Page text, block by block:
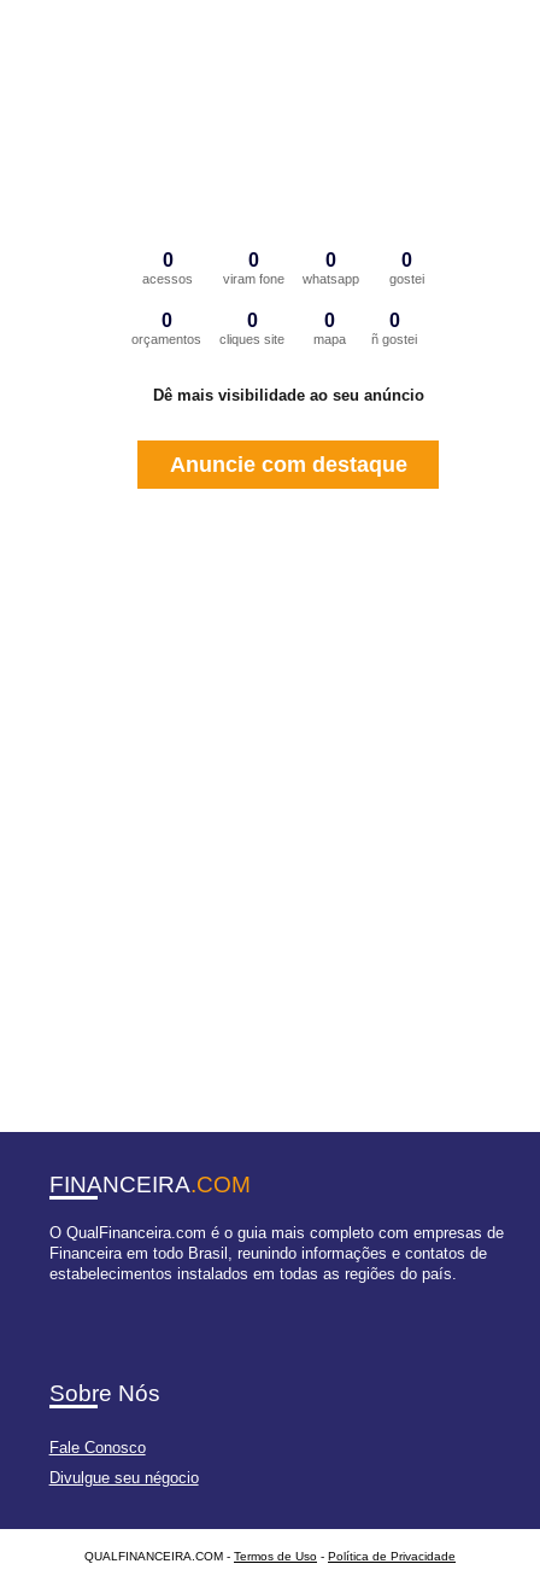
0
acessos
0
viram fone
0
whatsapp
0
gostei
0
orçamentos
0
cliques site
0
mapa
0
ñ gostei
Dê mais visibilidade ao seu anúncio
Anuncie com destaque
FINANCEIRA.COM
O QualFinanceira.com é o guia mais completo com empresas de
Financeira em todo Brasil, reunindo informações e contatos de
estabelecimentos instalados em todas as regiões do país.
Sobre Nós
Fale Conosco
Divulgue seu négocio
QUALFINANCEIRA.COM - Termos de Uso - Política de Privacidade